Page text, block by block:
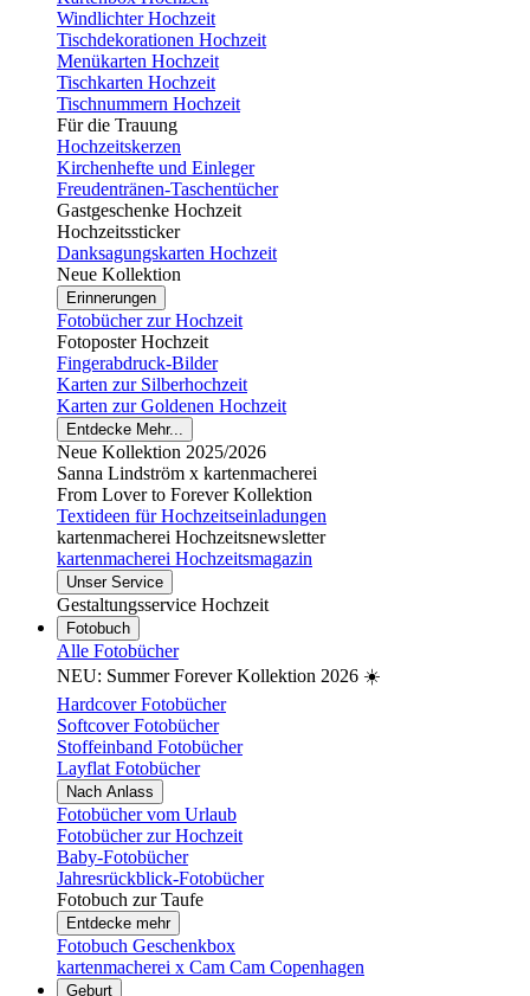
Windlichter Hochzeit
Tischdekorationen Hochzeit
Menükarten Hochzeit
Tischkarten Hochzeit
Tischnummern Hochzeit
Für die Trauung
Hochzeitskerzen
Kirchenhefte und Einleger
Freudentränen-Taschentücher
Gastgeschenke Hochzeit
Hochzeitssticker
Danksagungskarten Hochzeit
Neue Kollektion
Erinnerungen
Fotobücher zur Hochzeit
Fotoposter Hochzeit
Fingerabdruck-Bilder
Karten zur Silberhochzeit
Karten zur Goldenen Hochzeit
Entdecke Mehr...
Neue Kollektion 2025/2026
Sanna Lindström x kartenmacherei
From Lover to Forever Kollektion
Textideen für Hochzeitseinladungen
kartenmacherei Hochzeitsnewsletter
kartenmacherei Hochzeitsmagazin
Unser Service
Gestaltungsservice Hochzeit
Fotobuch
Alle Fotobücher
NEU: Summer Forever Kollektion 2026 ☀️
Hardcover Fotobücher
Softcover Fotobücher
Stoffeinband Fotobücher
Layflat Fotobücher
Nach Anlass
Fotobücher vom Urlaub
Fotobücher zur Hochzeit
Baby-Fotobücher
Jahresrückblick-Fotobücher
Fotobuch zur Taufe
Entdecke mehr
Fotobuch Geschenkbox
kartenmacherei x Cam Cam Copenhagen
Geburt